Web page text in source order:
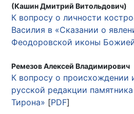
(Кашин Дмитрий Витольдович)
К вопросу о личности
Василия в «Сказании о
Феодоровской иконы
Ремезов Алексей Владимирович
К вопросу о происхождении
русской редакции
Тирона» [PDF]